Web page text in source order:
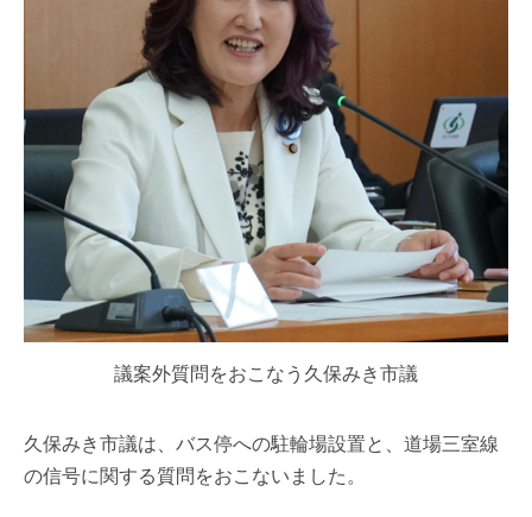
議案外質問をおこなう久保みき市議
久保みき市議は、バス停への駐輪場設置と、道場三室線
の信号に関する質問をおこないました。